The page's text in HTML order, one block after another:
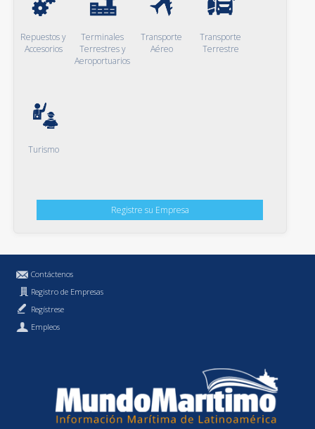
Repuestos y
Accesorios
Terminales
Terrestres y
Aeroportuarios
Transporte
Aéreo
Transporte
Terrestre
Turismo
Registre su Empresa
Contáctenos
Registro de Empresas
Regístrese
Empleos